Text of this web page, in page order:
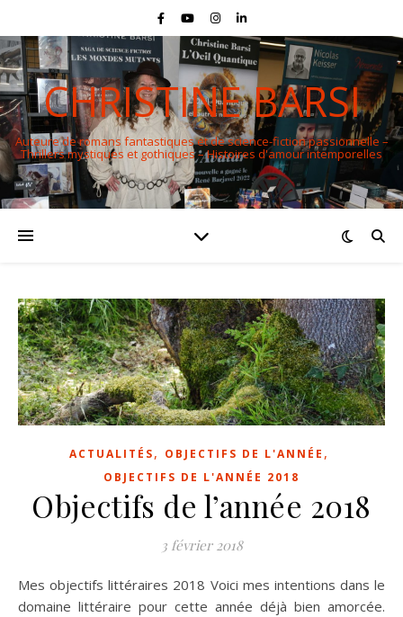
CHRISTINE BARSI
Auteure de romans fantastiques et de science-fiction passionnelle –
Thrillers mystiques et gothiques – Histoires d'amour intemporelles
ACTUALITÉS, OBJECTIFS DE L'ANNÉE ,
OBJECTIFS DE L'ANNÉE 2018
Objectifs de l’année 2018
3 février 2018
Mes objectifs littéraires 2018 Voici mes intentions dans le
domaine littéraire pour cette année déjà bien amorcée.